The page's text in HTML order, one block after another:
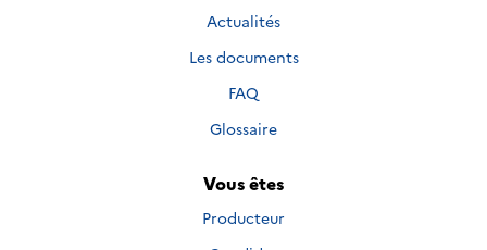
Actualités
Les documents
FAQ
Glossaire
Vous êtes
Producteur